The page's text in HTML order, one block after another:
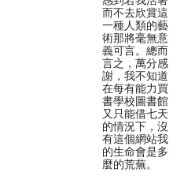
而不去欣賞這
一種人類的藝
術那將毫無意
義可言。總而
言之，萬分感
謝，我不知道
在每有能力買
書學校圖書館
又只能借七天
的情況下，沒
有這個網站我
的生命會是多
麼的荒蕪。